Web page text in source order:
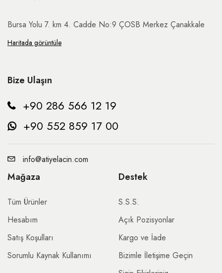
Bursa Yolu 7. km 4. Cadde No:9 ÇOSB Merkez Çanakkale
Haritada görüntüle
Bize Ulaşın
+90 286 566 12 19
+90 552 859 17 00
info@atiyelacin.com
Mağaza
Tüm Ürünler
Hesabım
Satış Koşulları
Sorumlu Kaynak Kullanımı
Destek
S.S.S.
Açık Pozisyonlar
Kargo ve İade
Bizimle İletişime Geçin